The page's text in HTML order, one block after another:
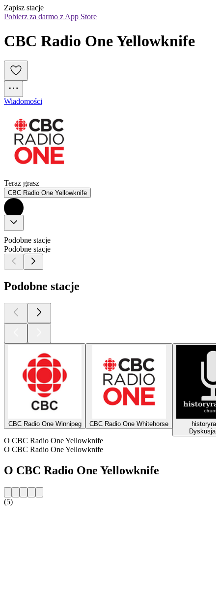
Zapisz stacje
Pobierz za darmo z App Store
CBC Radio One Yellowknife
Wiadomości
Teraz grasz
CBC Radio One Yellowknife
Podobne stacje
Podobne stacje
Podobne stacje
CBC Radio One Winnipeg CBC Radio One Whitehorse
Dyskusja,
O CBC Radio One Yellowknife
O CBC Radio One Yellowknife
O CBC Radio One Yellowknife
(5)